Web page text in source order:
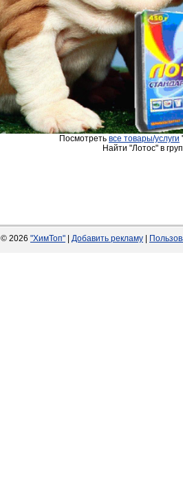
Посмотреть все товары/услуги
Найти "Лотос" в
© 2026 "ХимТоп" Добавить рекламу